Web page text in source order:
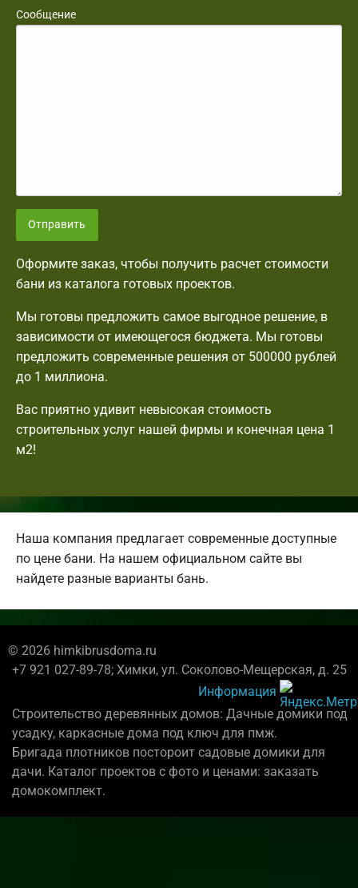
Сообщение
Отправить
Оформите заказ, чтобы получить расчет стоимости
бани из каталога готовых проектов.
Мы готовы предложить самое выгодное решение, в
зависимости от имеющегося бюджета. Мы готовы
предложить современные решения от 500000 рублей
до 1 миллиона.
Вас приятно удивит невысокая стоимость
строительных услуг нашей фирмы и конечная цена 1
м2!
Наша компания предлагает современные доступные
по цене бани. На нашем официальном сайте вы
найдете разные варианты бань.
© 2026 himkibrusdoma.ru
+7 921 027-89-78; Химки, ул. Соколово-Мещерская, д. 25
Информация
Строительство деревянных домов: Дачные домики под
усадку, каркасные дома под ключ для пмж.
Бригада плотников постороит садовые домики для
дачи. Каталог проектов с фото и ценами: заказать
домокомплект.